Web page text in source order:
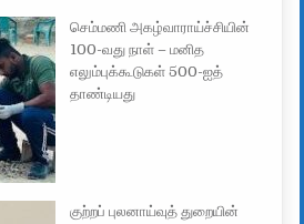
செம்மணி அகழ்வாராய்ச்சியின்
100-வது நாள் – மனித
எலும்புக்கூடுகள் 500-ஐத்
தாண்டியது
குற்றப் புலனாய்வுத் துறையின்